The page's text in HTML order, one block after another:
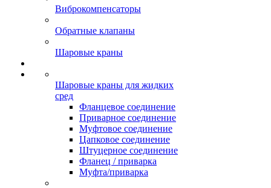
Виброкомпенсаторы
Обратные клапаны
Шаровые краны
Шаровые краны для жидких
сред
Фланцевое соединение
Приварное соединение
Муфтовое соединение
Цапковое соединение
Штуцерное соединение
Фланец / приварка
Муфта/приварка